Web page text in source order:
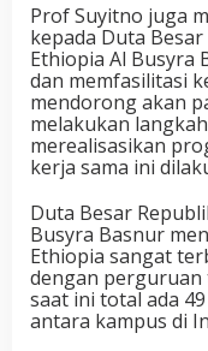
Prof Suyitno juga
kepada Duta
Ethiopia Al Busyra
dan memfasilitasi
mendorong akan
melakukan
merealisasikan
kerja sama ini
Duta Besar
Busyra Basnur
Ethiopia sangat
dengan perguruan
saat ini total ada
antara kampus di